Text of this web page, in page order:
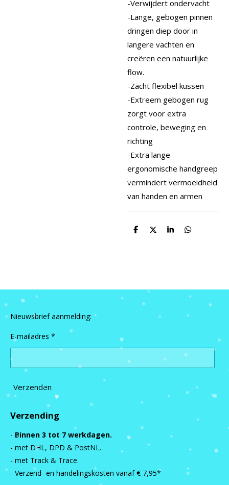
-Verwijdert ondervacht
-Lange, gebogen pinnen
dringen diep door in
langere vachten en
creëren een natuurlijke
flow.
-Zacht flexibel kussen
-Extreem gebogen rug
zorgt voor extra
controle, beweging en
richting
-Extra lange
ergonomische handgreep
vermindert vermoeidheid
van handen en armen
D
D
S
D
Nieuwsbrief aanmelding:
E-mailadres *
Verzenden
Verzending
- Binnen 3 tot 7 werkdagen.
- met DHL, DPD & PostNL.
- met Track & Trace.
- Verzend- en handelingskosten vanaf € 7,95*